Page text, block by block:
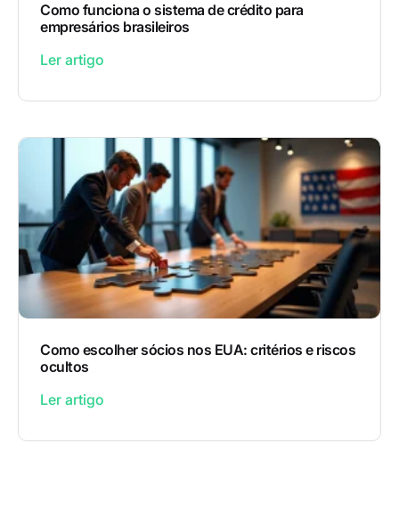
Como funciona o sistema de crédito para
empresários brasileiros
Ler artigo
Como escolher sócios nos EUA: critérios e riscos
ocultos
Ler artigo